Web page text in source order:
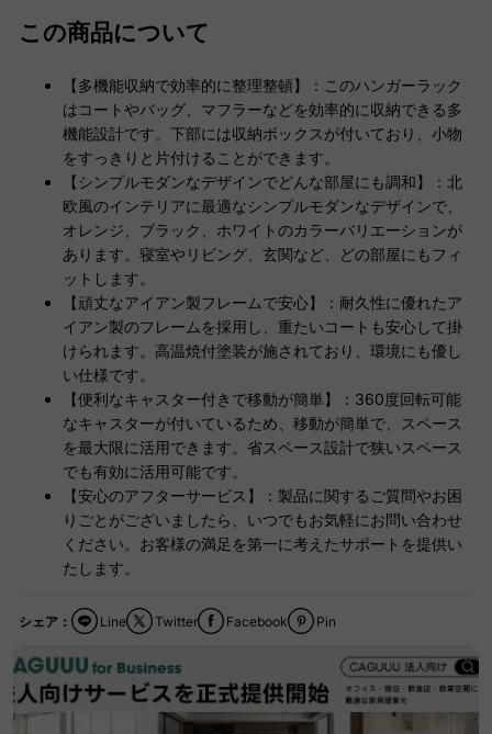
この商品について
【多機能収納で効率的に整理整頓】：このハンガーラック
はコートやバッグ、マフラーなどを効率的に収納できる多
機能設計です。下部には収納ボックスが付いており、小物
をすっきりと片付けることができます。
【シンプルモダンなデザインでどんな部屋にも調和】：北
欧風のインテリアに最適なシンプルモダンなデザインで、
オレンジ、ブラック、ホワイトのカラーバリエーションが
あります。寝室やリビング、玄関など、どの部屋にもフィ
ットします。
【頑丈なアイアン製フレームで安心】：耐久性に優れたア
イアン製のフレームを採用し、重たいコートも安心して掛
けられます。高温焼付塗装が施されており、環境にも優し
い仕様です。
【便利なキャスター付きで移動が簡単】：360度回転可能
なキャスターが付いているため、移動が簡単で、スペース
を最大限に活用できます。省スペース設計で狭いスペース
でも有効に活用可能です。
【安心のアフターサービス】：製品に関するご質問やお困
りごとがございましたら、いつでもお気軽にお問い合わせ
ください。お客様の満足を第一に考えたサポートを提供い
たします。
シェア： Facebook
Twitter Pin
Line